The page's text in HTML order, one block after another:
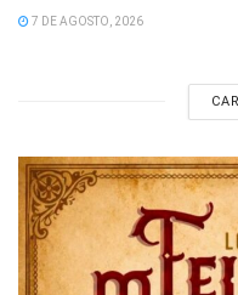
7 DE AGOSTO, 2026